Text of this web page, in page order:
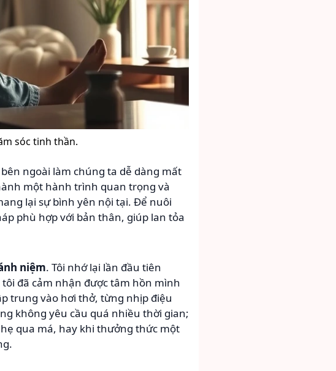
sóc tinh thần.
ngoài làm chúng ta dễ dàng mất
một hành trình quan trọng và
lại sự bình yên nội tại. Để nuôi
phù hợp với bản thân, giúp lan tỏa
niệm. Tôi nhớ lại lần đầu tiên
đã cảm nhận được tâm hồn mình
trung vào hơi thở, từng nhịp điệu
không yêu cầu quá nhiều thời gian;
qua má, hay khi thưởng thức một